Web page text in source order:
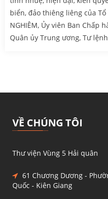
VỀ CHÚNG TÔI
Thư viện Vùng 5 Hải quân
61 Chương Dương -
Quốc - Kiên Giang